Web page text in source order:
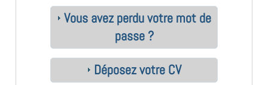
Vous avez perdu votre mot de
passe ?
Déposez votre CV